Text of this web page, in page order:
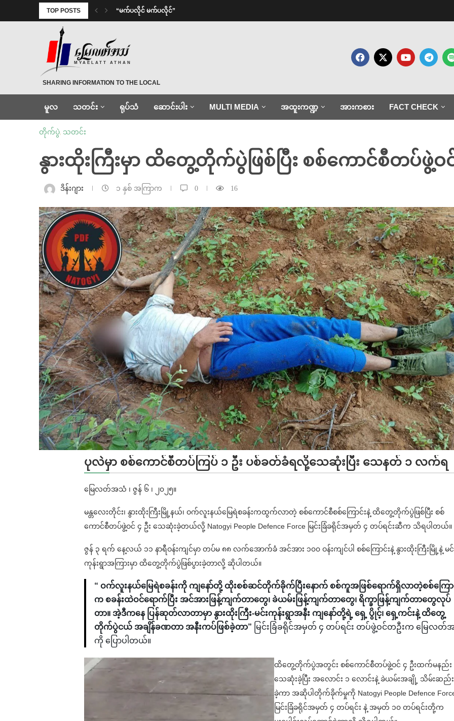
TOP POSTS ⁨ ⁨“မက်ပလိုင် မက်ပလိုင်”
MYAELATT ATHAN
SHARING INFORMATION TO THE LOCAL
မူလ သတင်း ရုပ်သံ ဆောင်းပါး MULTI MEDIA အထူးကဏ္ဍ အားကစား FACT CHECK
တိုက်ပွဲ, သတင်း
နွားထိုးကြီးမှာ ထိတွေ့တိုက်ပွဲဖြစ်ပြီး စစ်ကောင်စီတပ်ဖွဲ့ဝ
ဒိန်းဂျား ၁ နှစ် အကြာက 0 16
ပုလဲမှာ စစ်ကောင်စီတပ်ကြပ် ၁ ဦး ပစ်ခတ်ခံရလို့သေဆုံးပြီး သေနတ် ၁ လက်ရ
မြေလတ်အသံ ၊ ဇွန် ၆ ၊ ၂၀၂၅။
မန္တလေးတိုင်း၊ နွားထိုးကြီးမြို့နယ်၊ ဝက်လူးနယ်မြေရဲစခန်းကထွက်လာတဲ့ စစ်ကောင်စီစစ်ကြောင်းနဲ့ ထိတွေ့တိုက်ပွဲဖြစ်ပြီး စစ်
ကောင်စီတပ်ဖွဲ့ဝင် ၄ ဦး သေဆုံးခဲ့တယ်လို့ Natogyi People Defence Force မြင်းခြံခရိုင်အမှတ် ၄ တပ်ရင်းဆီက သိရပါတယ်။
ဇွန် ၃ ရက် နေ့လယ် ၁၁ နာရီဝန်းကျင်မှာ တပ်မ ၈၈ လက်အောက်ခံ အင်အား ၁၀၀ ဝန်းကျင်ပါ စစ်ကြောင်းနဲ့ နွားထိုးကြီးမြို့နဲ့ မင်
ကုန်းရွာအကြားမှာ ထိတွေ့တိုက်ပွဲဖြစ်ပွားခဲ့တာလို့ ဆိုပါတယ်။
“ ဝက်လူးနယ်မြေရဲစခန်းကို ကျနော်တို့ ထိုးစစ်ဆင်တိုက်ခိုက်ပြီးနောက် စစ်ကူအဖြစ်ရောက်ရှိလာတဲ့စစ်ကြော
က စခန်းထဲဝင်ရောက်ပြီး အင်အားဖြန့်ကျက်တာတွေ၊ ခဲယမ်းဖြန့်ကျက်တာတွေ၊ ရိက္ခာဖြန့်ကျက်တာတွေလုပ်
တာ။ အဲ့ဒီကနေ ပြန်ဆုတ်လာတာမှာ နွားထိုးကြီး-မင်းကုန်းရွာအနီး ကျနော်တို့ရဲ့ ရှေ့ ပွိုင့်၊ ရှေ့ကင်းနဲ့ ထိတွေ့
တိုက်ပွဲငယ် အချိန်ခဏတာ အနီးကပ်ဖြစ်ခဲ့တာ” မြင်းခြံခရိုင်အမှတ် ၄ တပ်ရင်း တပ်ဖွဲ့ဝင်တဦးက မြေလ
ကို ပြောပါတယ်။
ထိတွေ့တိုက်ပွဲအတွင်း စစ်ကောင်စီတပ်ဖွဲ့ဝင် ၄ ဦးထက်မနည်း
သေဆုံးခဲ့ပြီး အလောင်း ၁ လောင်းနဲ့ ခဲယမ်းအချို့ သိမ်းဆည်
ခဲ့ကာ အဆိုပါတိုက်ခိုက်မှုကို Natogyi People Defence
မြင်းခြံခရိုင်အမှတ် ၄ တပ်ရင်း နဲ့ အမှတ် ၁၀ တပ်ရင်းတို့က